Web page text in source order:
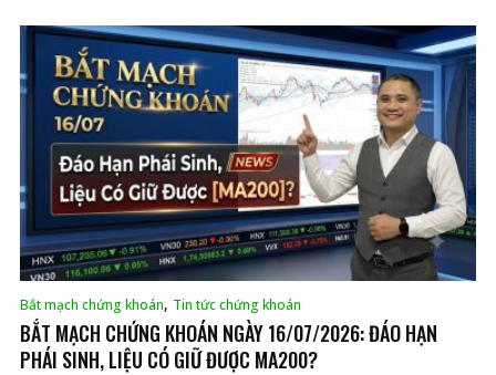
Bắt mạch chứng khoán, Tin tức chứng khoán
BẮT MẠCH CHỨNG KHOÁN NGÀY 16/07/2026: ĐÁO HẠN
PHÁI SINH, LIỆU CÓ GIỮ ĐƯỢC MA200?